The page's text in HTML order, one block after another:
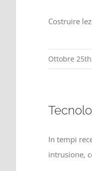
Costruire
Ottobre
In tempi
intrusione,